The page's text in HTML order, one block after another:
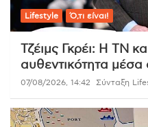
Lifestyle Ό,τι είναι!
Τζέιμς Γκρέι: Η ΤΝ
αυθεντικότητα μέσα
07/08/2026, 14:42 Σύνταξη